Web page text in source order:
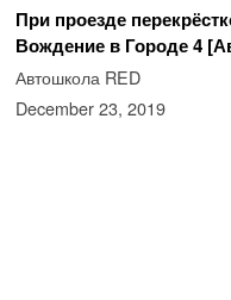
При проезде
Вождение в Городе 4
Автошкола RED
December 23, 2019